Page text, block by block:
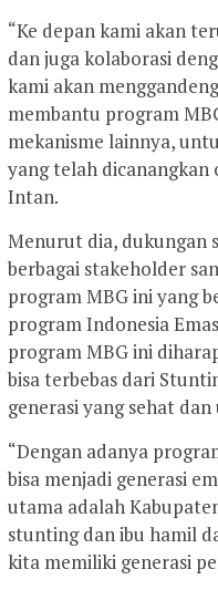
“Ke depan kami akan
dan juga kolaborasi
kami akan
membantu program
mekanisme lainnya,
yang telah dicanangkan
Intan.
Menurut dia, dukungan
berbagai stakeholder
program MBG ini yang
program Indonesia
program MBG ini
bisa terbebas dari
generasi yang sehat dan
“Dengan adanya
bisa menjadi generasi
utama adalah
stunting dan ibu hamil
kita memiliki generasi